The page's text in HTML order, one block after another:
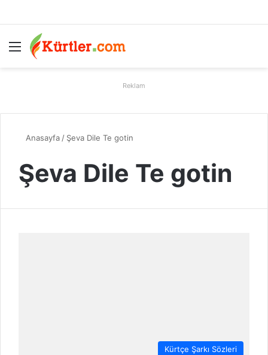
Menü
Reklam
Anasayfa / Şeva Dile Te gotin
Şeva Dile Te gotin
Kürtçe Şarkı Sözleri